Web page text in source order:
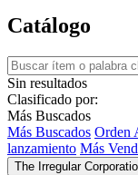
Catálogo
Sin resultados
Clasificado por:
Más Buscados
Más Buscados Orden
lanzamiento Más
The Irregular